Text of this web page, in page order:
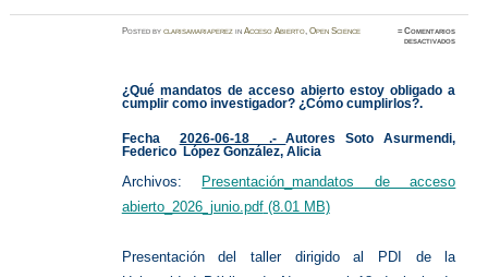
Postedbyclarisamariaperez inAcceso Abierto,Open Science ≈Comentarios
desactivadosen
¿Qué mandatos de acceso abierto estoy obligado a
cumplir como investigador? ¿Cómo cumplirlos?.
Fecha 2026-06-18 .-AutoresSoto Asurmendi,
Federico López González, Alicia
Archivos:
Presentación_mandatos de acceso
abierto_2026_junio.pdf(8.01 MB)
Presentación del taller dirigido al PDI de la